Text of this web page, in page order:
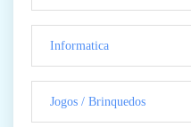
Informatica
Jogos / Brinquedos